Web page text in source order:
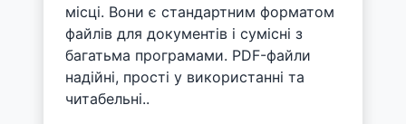
місці. Вони є стандартним форматом
файлів для документів і сумісні з
багатьма програмами. PDF-файли
надійні, прості у використанні та
читабельні..